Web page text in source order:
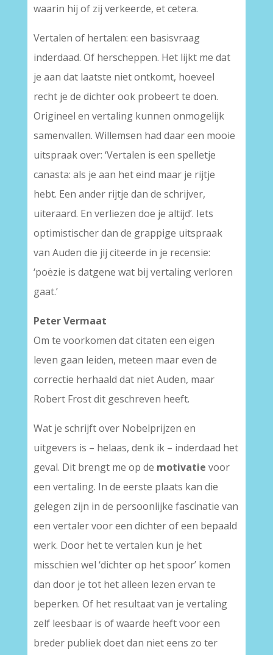
waarin hij of zij verkeerde, et cetera.
Vertalen of hertalen: een basisvraag
inderdaad. Of herscheppen. Het lijkt me dat
je aan dat laatste niet ontkomt, hoeveel
recht je de dichter ook probeert te doen.
Origineel en vertaling kunnen onmogelijk
samenvallen. Willemsen had daar een mooie
uitspraak over: ‘Vertalen is een spelletje
canasta: als je aan het eind maar je rijtje
hebt. Een ander rijtje dan de schrijver,
uiteraard. En verliezen doe je altijd’. Iets
optimistischer dan de grappige uitspraak
van Auden die jij citeerde in je recensie:
‘poëzie is datgene wat bij vertaling verloren
gaat.’
Peter Vermaat
Om te voorkomen dat citaten een eigen
leven gaan leiden, meteen maar even de
correctie herhaald dat niet Auden, maar
Robert Frost dit geschreven heeft.
Wat je schrijft over Nobelprijzen en
uitgevers is – helaas, denk ik – inderdaad het
geval. Dit brengt me op de motivatie voor
een vertaling. In de eerste plaats kan die
gelegen zijn in de persoonlijke fascinatie van
een vertaler voor een dichter of een bepaald
werk. Door het te vertalen kun je het
misschien wel ‘dichter op het spoor’ komen
dan door je tot het alleen lezen ervan te
beperken. Of het resultaat van je vertaling
zelf leesbaar is of waarde heeft voor een
breder publiek doet dan niet eens zo ter